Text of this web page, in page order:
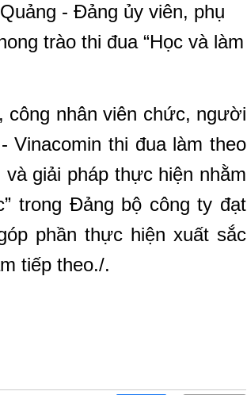
- Đảng ủy viên, phụ
trào thi đua “Học và làm
công nhân viên chức, người
Vinacomin thi đua làm theo
giải pháp thực hiện nhằm
trong Đảng bộ công ty đạt
phần thực hiện xuất sắc
tiếp theo./.